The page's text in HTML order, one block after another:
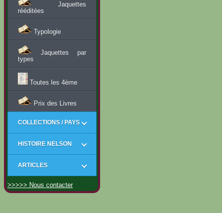
Jaquettes
rééditées
Typologie
Jaquettes par
types
Toutes les 4ème
Prix des Livres
COLLECTIONS / PAYS
HISTOIRE NELSON
ARTICLES
>>>>> Nous contacter